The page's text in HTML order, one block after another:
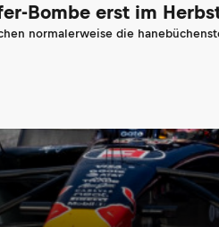
Bombe erst im
normalerweise die